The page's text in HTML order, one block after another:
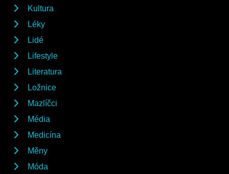
Kultura
Léky
Lidé
Lifestyle
Literatura
Ložnice
Mazlíčci
Média
Medicína
Měny
Móda